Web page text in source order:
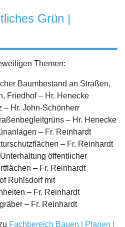
Grün |
Themen:
Baumbestand an Straßen,
Friedhof – Hr. Henecke
– Hr. John-Schönherr
– Hr. Henecke
– Fr. Reinhardt
– Fr. Reinhardt
öffentlicher
– Fr. Reinhardt
Ruhlsdorf mit
– Fr. Reinhardt
– Fr. Reinhardt
Fachbereich Bauen | Planen |